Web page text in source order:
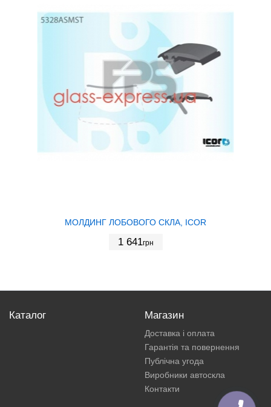
МОЛДИНГ ЛОБОВОГО СКЛА, ICOR
1 641грн
Каталог Магазин
Доставка і оплата
Гарантія та повернення
Публічна угода
Виробники автоскла
Контакти